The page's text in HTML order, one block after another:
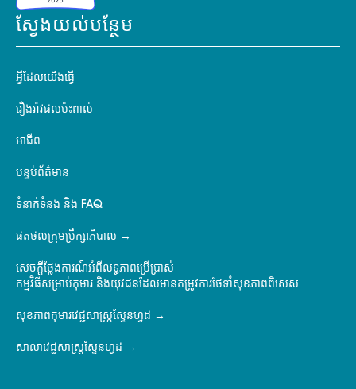
ស្វែងយល់បន្ថែម
អ្វីដែលយើងធ្វើ
រឿងរ៉ាវផលប៉ះពាល់
អាជីព
បន្ទប់ព័ត៌មាន
ទំនាក់ទំនង និង FAQ
ផតថលក្រុមប្រឹក្សាភិបាល
សេចក្តីថ្លែងការណ៍អំពីលទ្ធភាពប្រើប្រាស់
កម្មវិធីសម្រាប់កុមារ និងយុវជនដែលមានតម្រូវការថែទាំសុខភាពពិសេស
សុខភាពកុមារវេជ្ជសាស្ត្រស្ទែនហ្វដ
សាលាវេជ្ជសាស្ត្រស្ទែនហ្វដ